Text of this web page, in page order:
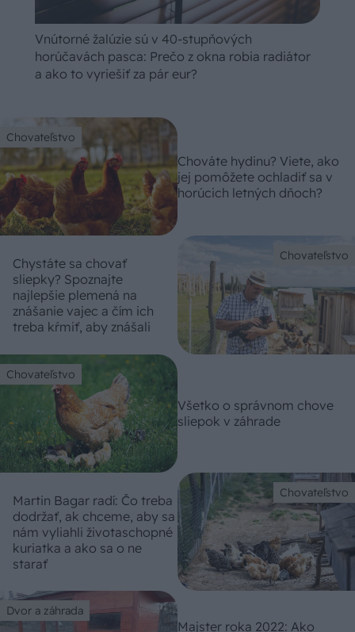
Vnútorné žalúzie sú v 40-stupňových
horúčavách pasca: Prečo z okna robia radiátor
a ako to vyriešiť za pár eur?
Chovateľstvo
Chováte hydinu? Viete, ako
jej pomôžete ochladiť sa v
horúcich letných dňoch?
Chovateľstvo
Chystáte sa chovať
sliepky? Spoznajte
najlepšie plemená na
znášanie vajec a čím ich
treba kŕmiť, aby znášali
Chovateľstvo
Všetko o správnom chove
sliepok v záhrade
Chovateľstvo
Martin Bagar radí: Čo treba
dodržať, ak chceme, aby sa
nám vyliahli životaschopné
kuriatka a ako sa o ne
starať
Dvor a záhrada
Majster roka 2022: Ako